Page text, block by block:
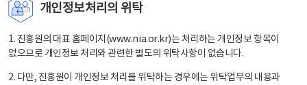
개인정보처리의 위탁
1. 진흥원의 대표 홈페이지(www.nia.or.kr)는 처리하는 개인정보 항목이
없으므로 개인정보 처리와 관련한 별도의 위탁사항이 없습니다.
2. 다만, 진흥원이 개인정보 처리를 위탁하는 경우에는 위탁업무의 내용과